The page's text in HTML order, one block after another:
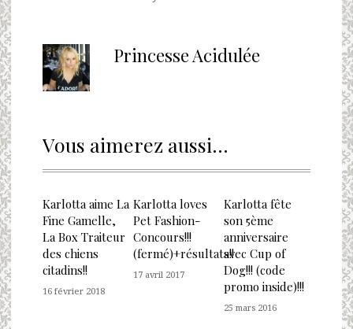
Princesse Acidulée
Vous aimerez aussi...
Karlotta aime La
Fine Gamelle,
La Box Traiteur
des chiens
citadins!!
16 février 2018
Karlotta loves
Pet Fashion-
Concours!!!
(fermé)+résultats!!
17 avril 2017
Karlotta fête
son 5ème
anniversaire
avec Cup of
Dog!!! (code
promo inside)!!!
25 mars 2016